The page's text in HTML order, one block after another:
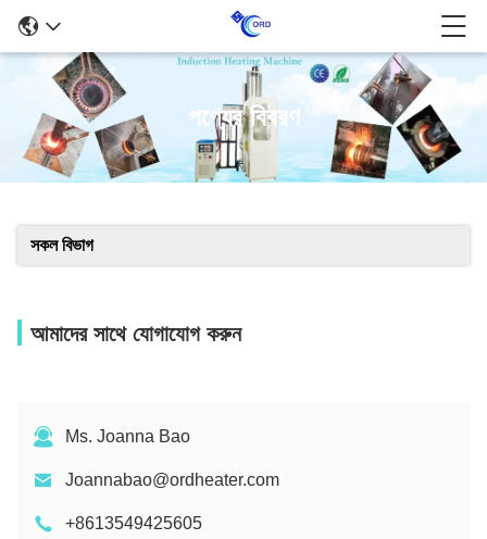
পণ্যের বিবরণ
সকল বিভাগ
আমাদের সাথে যোগাযোগ করুন
Ms. Joanna Bao
Joannabao@ordheater.com
+8613549425605